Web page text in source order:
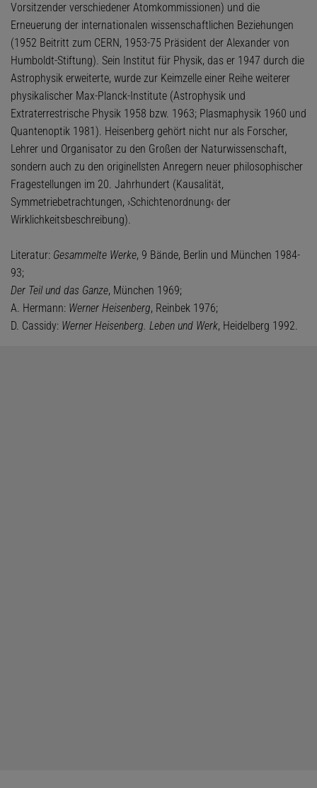
Vorsitzender verschiedener Atomkommissionen) und die
Erneuerung der internationalen wissenschaftlichen Beziehungen
(1952 Beitritt zum CERN, 1953-75 Präsident der Alexander von
Humboldt-Stiftung). Sein Institut für Physik, das er 1947 durch die
Astrophysik erweiterte, wurde zur Keimzelle einer Reihe weiterer
physikalischer Max-Planck-Institute (Astrophysik und
Extraterrestrische Physik 1958 bzw. 1963; Plasmaphysik 1960 und
Quantenoptik 1981). Heisenberg gehört nicht nur als Forscher,
Lehrer und Organisator zu den Großen der Naturwissenschaft,
sondern auch zu den originellsten Anregern neuer philosophischer
Fragestellungen im 20. Jahrhundert (Kausalität,
Symmetriebetrachtungen, ›Schichtenordnung‹ der
Wirklichkeitsbeschreibung).
Literatur: Gesammelte Werke, 9 Bände, Berlin und München 1984-
93;
Der Teil und das Ganze, München 1969;
A. Hermann: Werner Heisenberg, Reinbek 1976;
D. Cassidy: Werner Heisenberg. Leben und Werk, Heidelberg 1992.